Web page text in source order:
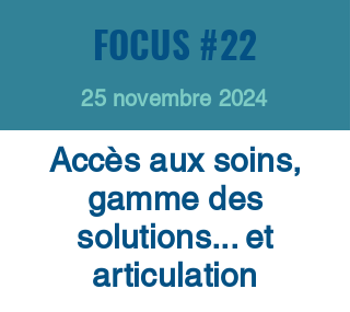
FOCUS #22
25 novembre 2024
Accès aux soins,
gamme des
solutions... et
articulation